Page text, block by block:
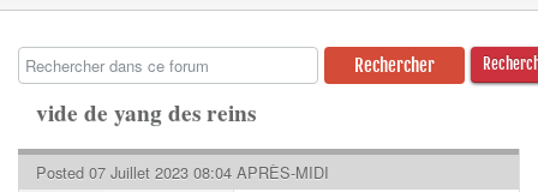
vide de yang des reins
Posted 07 Juillet 2023 08:04 APRÈS-MIDI